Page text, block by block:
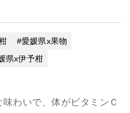
愛媛県x果物
県x伊予柑
わいで、体がビタミンＣ